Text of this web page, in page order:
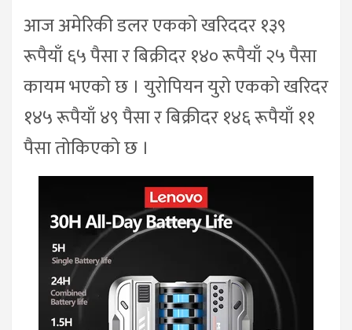
आज अमेरिकी डलर एकको खरिददर १३९
रूपैयाँ ६५ पैसा र बिक्रीदर १४० रूपैयाँ २५ पैसा
कायम भएको छ । युरोपियन युरो एकको खरिदर
१४५ रूपैयाँ ४९ पैसा र बिक्रीदर १४६ रूपैयाँ ११
पैसा तोकिएको छ ।